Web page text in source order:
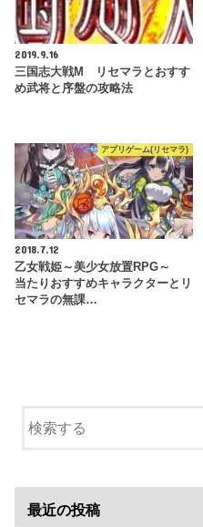
2019.9.16
三国志大戦M リセマラとおすす
め武将と序盤の攻略法
アプリゲーム(リセマラ)
2018.7.12
乙女戦姫～美少女放置RPG～
当たりおすすめキャラクターとリ
セマラの無課…
最近の投稿